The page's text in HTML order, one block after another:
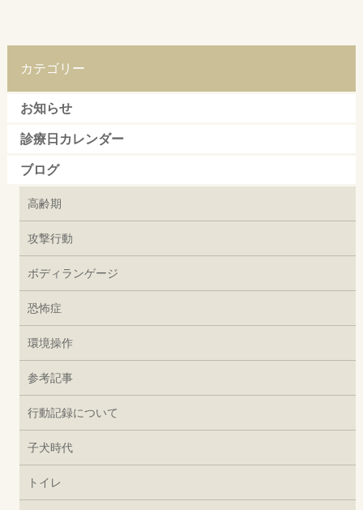
カテゴリー
お知らせ
診療日カレンダー
ブログ
高齢期
攻撃行動
ボディランゲージ
恐怖症
環境操作
参考記事
行動記録について
子犬時代
トイレ